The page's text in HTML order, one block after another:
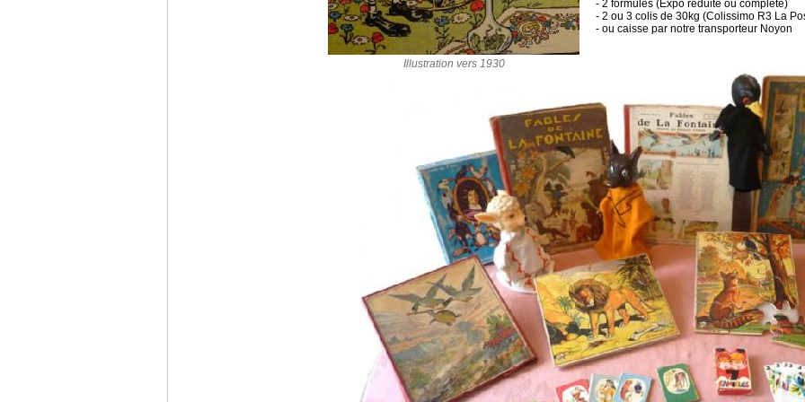
Illustration vers 1930
- 2 formules (Expo réduite ou complète)
- 2 ou 3 colis de 30kg (Colissimo R3 La
- ou caisse par notre transporteur Noyon